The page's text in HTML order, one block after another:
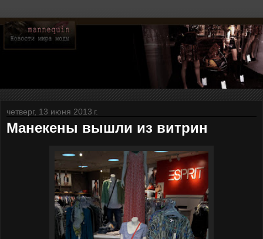
четверг, 13 июня 2013 г.
Манекены вышли из витрин